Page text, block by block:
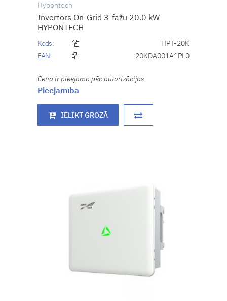
Hypontech
Invertors On-Grid 3-fāžu 20.0 kW
HYPONTECH
Kods:
HPT-20K
EAN:
20KDA001A1PL0
Cena ir pieejama pēc autorizācijas
Pieejamība
IELIKT GROZĀ